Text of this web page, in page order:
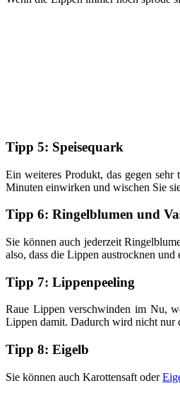
Tipp 5: Speisequark
Ein weiteres Produkt, das gegen
Minuten einwirken und wischen Sie
Tipp 6: Ringelblumen und
Sie können auch jederzeit
also, dass die Lippen austrocknen
Tipp 7: Lippenpeeling
Raue Lippen verschwinden im Nu,
Lippen damit. Dadurch wird nicht nur
Tipp 8: Eigelb
Sie können auch Karottensaft oder